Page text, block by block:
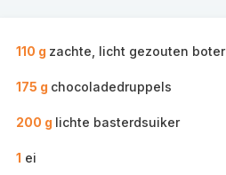
110 g zachte, licht gezouten boter
175 g chocoladedruppels
200 g lichte basterdsuiker
1 ei